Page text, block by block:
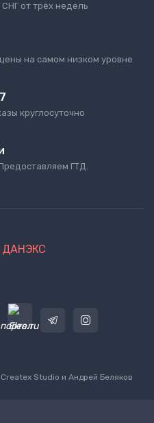
от трёх недель
на самом низком уровне
круглосуточно
ГТД.
ДАНЭКС
Createx Studio и Андрей Беляков